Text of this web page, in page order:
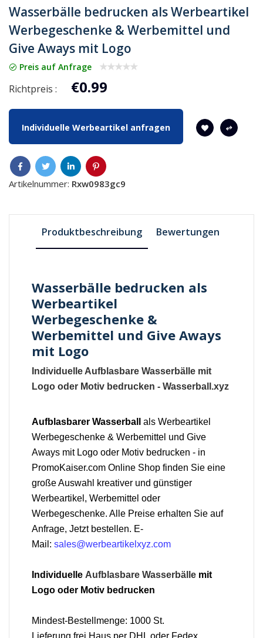
Wasserbälle bedrucken als Werbeartikel
Werbegeschenke & Werbemittel und
Give Aways mit Logo
Preis auf Anfrage
Richtpreis : €0.99
Individuelle Werbeartikel anfragen
Artikelnummer: Rxw0983gc9
Produktbeschreibung Bewertungen
Wasserbälle bedrucken als
Werbeartikel
Werbegeschenke &
Werbemittel und Give Aways
mit Logo
Individuelle Aufblasbare Wasserbälle mit
Logo oder Motiv bedrucken -Wasserball.xyz
Aufblasbarer Wasserball
als Werbeartikel
Werbegeschenke & Werbemittel und Give
Aways mit Logo oder Motiv bedrucken - in
PromoKaiser.com Online Shop finden Sie eine
große Auswahl kreativer und günstiger
Werbeartikel, Werbemittel oder
Werbegeschenke. Alle Preise erhalten Sie auf
Anfrage, Jetzt bestellen. E-
Mail:sales@werbeartikelxyz.com
Individuelle Aufblasbare Wasserbälle mit
Logo oder Motiv bedrucken
Mindest-Bestellmenge: 1000 St.